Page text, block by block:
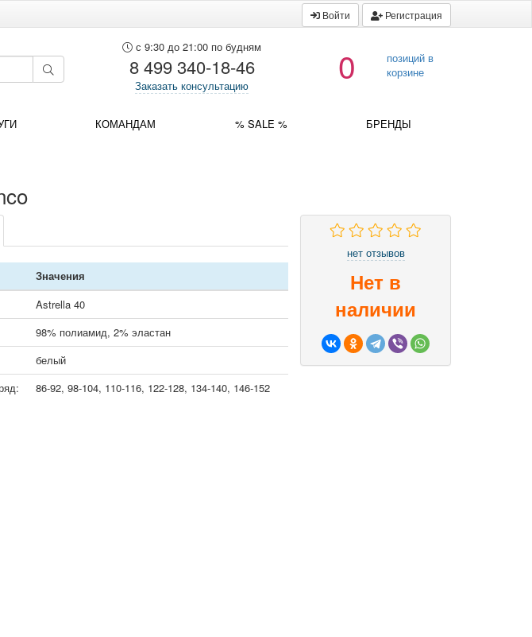
Войти Регистрация
с 9:30 до 21:00 по будням
8 499 340-18-46
Заказать консультацию 0
позиций в
корзине
КОМАНДАМ % SALE % БРЕНДЫ
нет отзывов
Нет в
наличии
Значения
Astrella 40
98% полиамид, 2% эластан
белый
86-92, 98-104, 110-116, 122-128, 134-140, 146-152